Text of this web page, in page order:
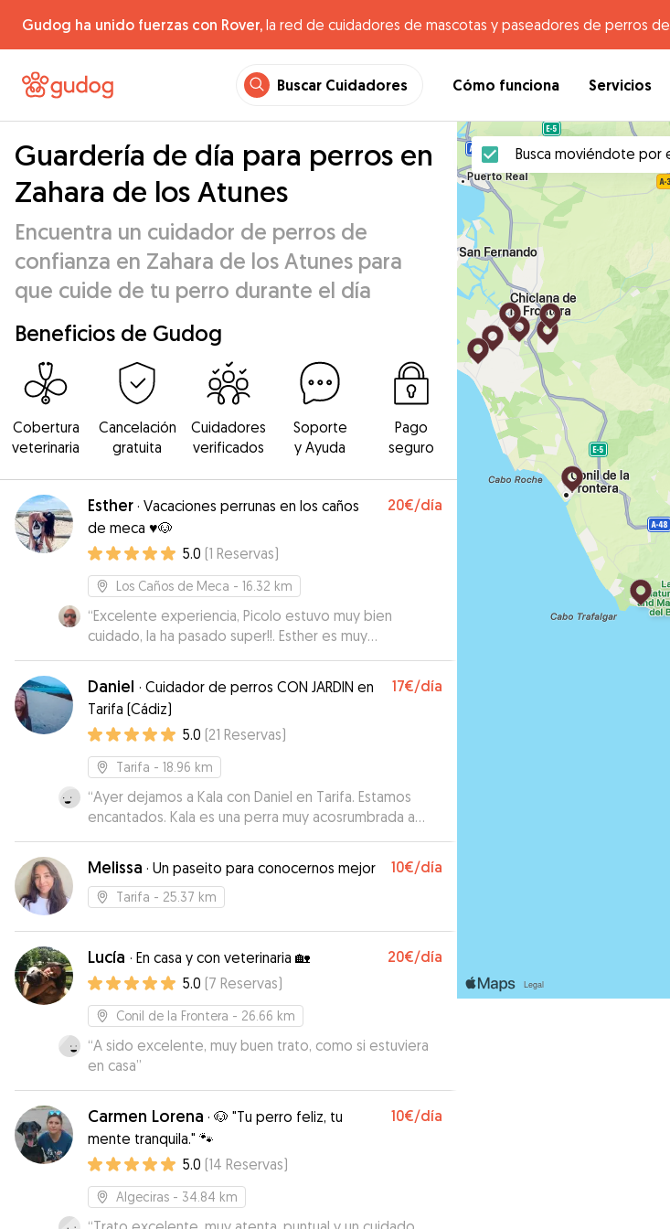
Gudog ha unido fuerzas con Rover, la red de cuidadores de mascotas y paseadores de perros
Buscar Cuidadores Cómo funciona Servicios
Guardería de día para perros en
Zahara de los Atunes
Encuentra un cuidador de perros de
confianza en Zahara de los Atunes para
que cuide de tu perro durante el día
Beneficios de Gudog
Cobertura
veterinaria
Cancelación
gratuita
Cuidadores
verificados
Soporte
y Ayuda
Pago
seguro
Esther · Vacaciones perrunas en los caños
de meca ♥️🐶
20€/día
5.0 (1 Reservas)
Los Caños de Meca - 16.32 km
“Excelente experiencia, Picolo estuvo muy bien
cuidado, la ha pasado super!!. Esther es muy
responsable y amorosa; el lugar es muy adecuado.
Repetiremos!!!!
Daniel · Cuidador de perros CON JARDIN en
Tarifa (Cádiz)
17€/día
5.0 (21 Reservas)
Tarifa - 18.96 km
“Ayer dejamos a Kala con Daniel en Tarifa. Estamos
encantados. Kala es una perra muy acosrumbrada a
nosotros, muy apegada. Siempre va coj nosotros a
todas partes. Al cogerla la perra estaba feliz, y muy
muy tranquila. Daniel además es encantador, una
persona muy tranquila y muy muy amable.
Melissa · Un paseito para conocernos mejor 10€/día
Tarifa - 25.37 km
Lucía · En casa y con veterinaria 🏡 20€/día
5.0 (7 Reservas)
Conil de la Frontera - 26.66 km
“A sido excelente, muy buen trato, como si estuviera
en casa”
Carmen Lorena · 🐶 "Tu perro feliz, tu
mente tranquila." 🐾
10€/día
5.0 (14 Reservas)
Algeciras - 34.84 km
Busca moviéndote por